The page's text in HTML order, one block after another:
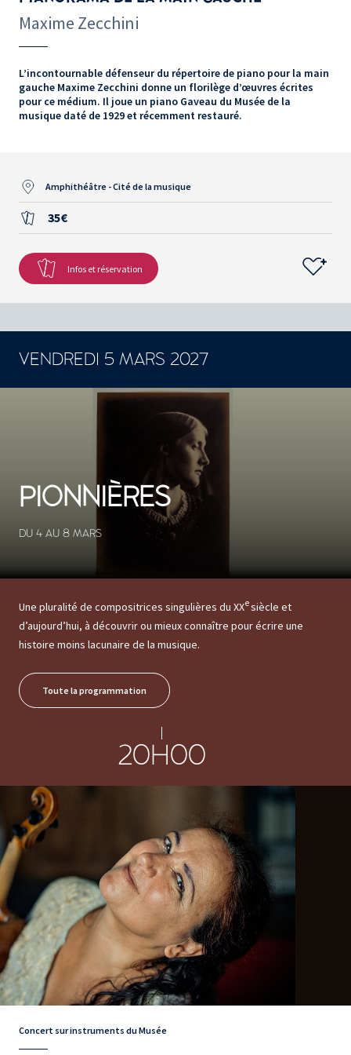
Maxime Zecchini
L’incontournable défenseur du répertoire de piano pour la main
gauche Maxime Zecchini donne un florilège d’œuvres écrites
pour ce médium. Il joue un piano Gaveau du Musée de la
musique daté de 1929 et récemment restauré.
Amphithéâtre - Cité de la musique
35€
Infos et réservation
VENDREDI 5 MARS 2027
CONCERTS ET SPECTACLES
Une pluralité de compositrices singulières du XXesiècle et
d’aujourd’hui, à découvrir ou mieux connaître pour écrire une
histoire moins lacunaire de la musique.
Toute la programmation
PIONNIÈRES
DU 4 AU 8 MARS
20H00
Concert sur instruments du Musée